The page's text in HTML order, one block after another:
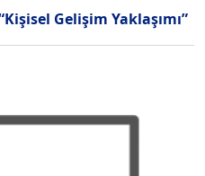
Gelişim Yaklaşımı”